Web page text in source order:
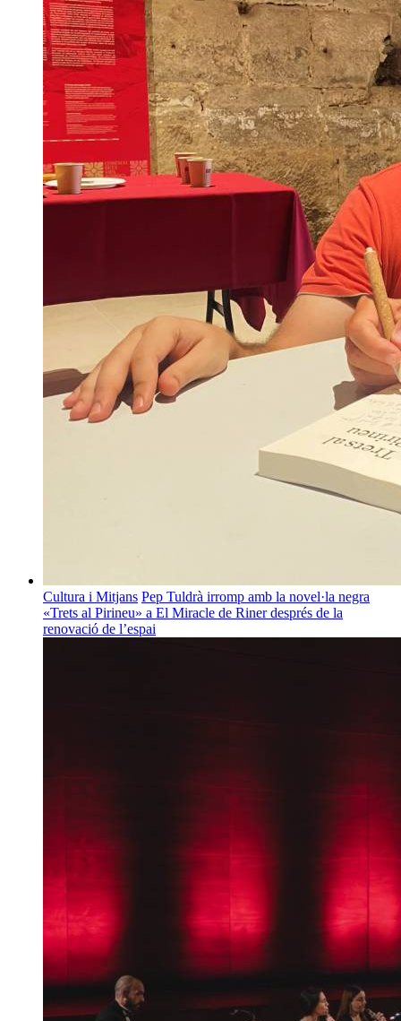
Cultura i Mitjans Pep Tuldrà irromp amb la novel·la negra
«Trets al Pirineu» a El Miracle de Riner després de la
renovació de l’espai